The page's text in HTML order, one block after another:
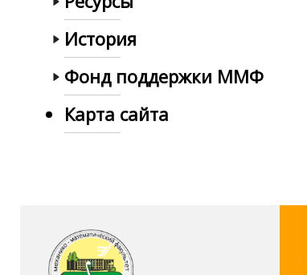
История
Фонд поддержки ММФ
Карта сайта